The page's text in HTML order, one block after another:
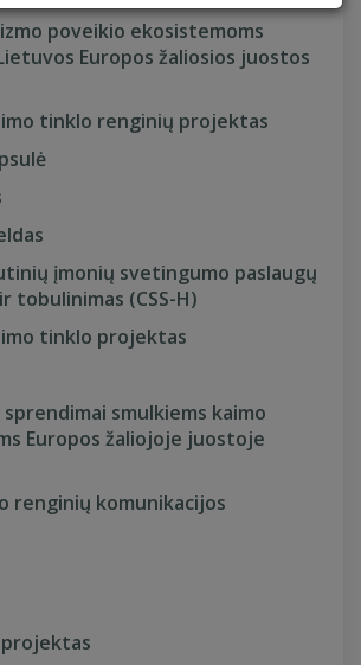
poveikio ekosistemoms
Europos žaliosios juostos
tinklo renginių projektas
įmonių svetingumo paslaugų
tobulinimas (CSS-H)
tinklo projektas
smulkiems kaimo
Europos žaliojoje juostoje
renginių komunikacijos